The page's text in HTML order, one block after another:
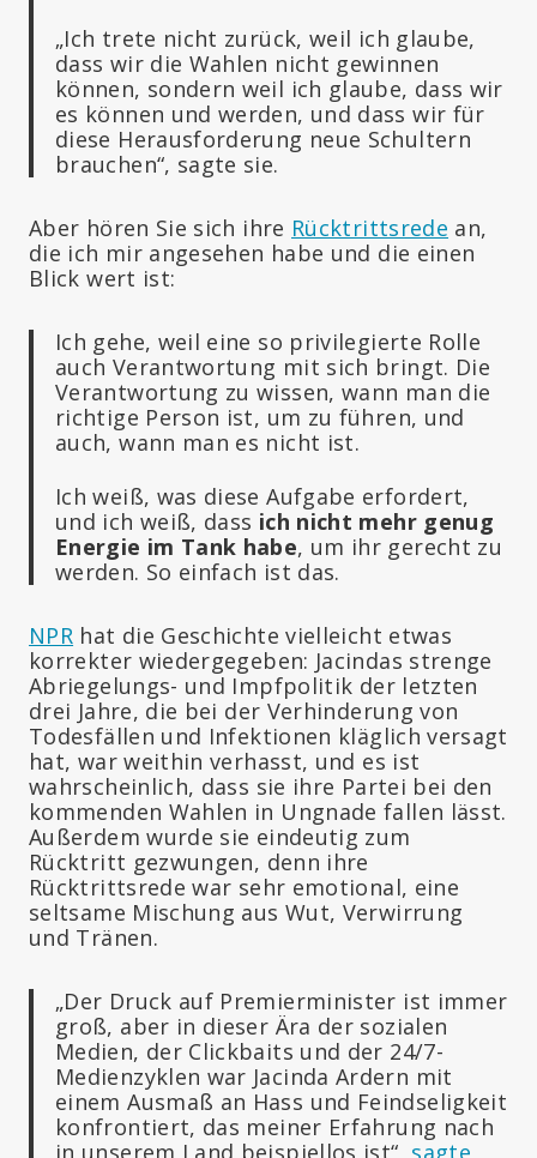
„Ich trete nicht zurück, weil ich glaube,
dass wir die Wahlen nicht gewinnen
können, sondern weil ich glaube, dass wir
es können und werden, und dass wir für
diese Herausforderung neue Schultern
brauchen“, sagte sie.
Aber hören Sie sich ihre Rücktrittsrede an,
die ich mir angesehen habe und die einen
Blick wert ist:
Ich gehe, weil eine so privilegierte Rolle
auch Verantwortung mit sich bringt. Die
Verantwortung zu wissen, wann man die
richtige Person ist, um zu führen, und
auch, wann man es nicht ist.
Ich weiß, was diese Aufgabe erfordert,
und ich weiß, dass ich nicht mehr genug
Energie im Tank habe, um ihr gerecht zu
werden. So einfach ist das.
NPR hat die Geschichte vielleicht etwas
korrekter wiedergegeben: Jacindas strenge
Abriegelungs- und Impfpolitik der letzten
drei Jahre, die bei der Verhinderung von
Todesfällen und Infektionen kläglich versagt
hat, war weithin verhasst, und es ist
wahrscheinlich, dass sie ihre Partei bei den
kommenden Wahlen in Ungnade fallen lässt.
Außerdem wurde sie eindeutig zum
Rücktritt gezwungen, denn ihre
Rücktrittsrede war sehr emotional, eine
seltsame Mischung aus Wut, Verwirrung
und Tränen.
„Der Druck auf Premierminister ist immer
groß, aber in dieser Ära der sozialen
Medien, der Clickbaits und der 24/7-
Medienzyklen war Jacinda Ardern mit
einem Ausmaß an Hass und Feindseligkeit
konfrontiert, das meiner Erfahrung nach
in unserem Land beispiellos ist“, sagte